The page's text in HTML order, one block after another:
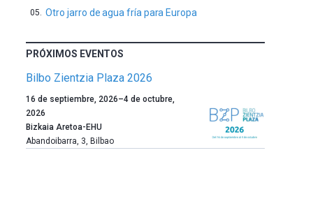
Otro jarro de agua fría para Europa
PRÓXIMOS EVENTOS
Bilbo Zientzia Plaza 2026
Un
año
más,
Bilbao
16 de septiembre, 2026–4 de octubre,
2026
Bizkaia Aretoa-EHU
Abandoibarra, 3, Bilbao